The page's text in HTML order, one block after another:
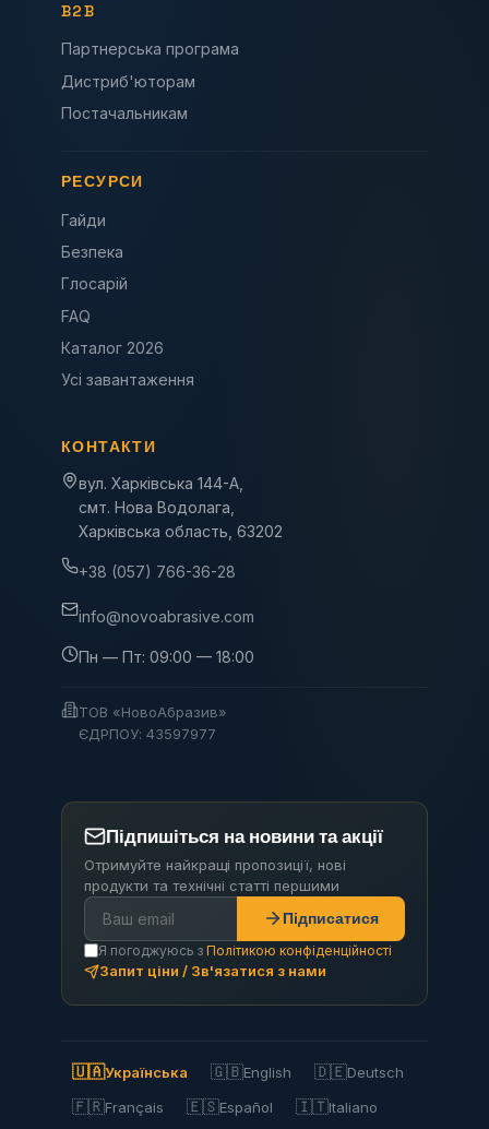
B2B
Партнерська програма
Дистриб'юторам
Постачальникам
РЕСУРСИ
Гайди
Безпека
Глосарій
FAQ
Каталог 2026
Усі завантаження
КОНТАКТИ
вул. Харківська 144-А,
смт. Нова Водолага,
Харківська область, 63202
+38 (057) 766-36-28
info@novoabrasive.com
Пн — Пт: 09:00 — 18:00
ТОВ «НовоАбразив»
ЄДРПОУ: 43597977
Підпишіться на новини та акції
Отримуйте найкращі пропозиції, нові
продукти та технічні статті першими
Підписатися
Я погоджуюсь з Політикою конфіденційності
Запит ціни / Зв'язатися з нами
🇺🇦Українська 🇬🇧English 🇩🇪Deutsch
🇫🇷Français 🇪🇸Español 🇮🇹Italiano